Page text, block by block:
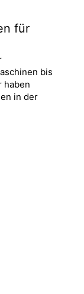
für
bis
haben
in der